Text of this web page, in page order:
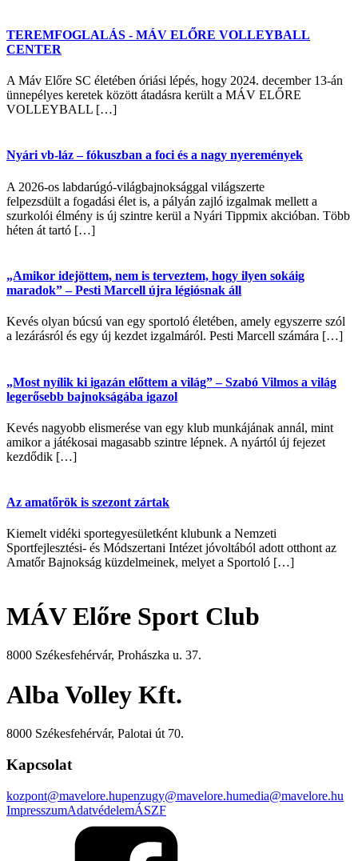
TEREMFOGLALÁS - MÁV ELŐRE VOLLEYBALL
CENTER
A Máv Előre SC életében óriási lépés, hogy 2024. december 13-án
ünnepélyes keretek között átadásra került a MÁV ELŐRE
VOLLEYBALL […]
Nyári vb-láz – fókuszban a foci és a nagy nyeremények
A 2026-os labdarúgó-világbajnoksággal világszerte
felpezsdült a fogadási élet is, a pályán zajló izgalmak mellett a
szurkolói élmény is új szintre kerül a Nyári Tippmix akcióban. Több
héten át tartó […]
„Amikor idejöttem, nem is terveztem, hogy ilyen sokáig
maradok” – Pesti Marcell újra légiósnak áll
Kevés olyan búcsú van egy sportoló életében, amely egyszerre szól
a lezárásról és egy új kezdet izgalmáról. Pesti Marcell számára […]
„Most nyílik ki igazán előttem a világ” – Szabó Vilmos a világ
legerősebb bajnokságába igazol
Kevés nagyobb elismerése van egy klub munkájának annál, mint
amikor a játékosai magasabb szintre lépnek. A nyártól új fejezet
kezdődik […]
Az amatőrök is szezont zártak
Kiemelt vidéki sportegyesületként klubunk a Nemzeti
Sportfejlesztési- és Módszertani Intézet jóvoltából adott otthont az
Amatőr Bajnokság küzdelmeinek, melyet a Sportoló […]
MÁV Előre Sport Club
8000 Székesfehérvár, Prohászka u. 37.
Alba Volley Kft.
8000 Székesfehérvár, Palotai út 70.
Kapcsolat
kozpont@mavelore.hupenzugy@mavelore.humedia@mavelore.hu
ImpresszumAdatvédelemÁSZF